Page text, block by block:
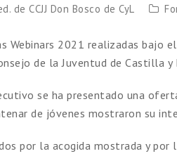
de CCJJ Don Bosco de CyL
Webinars 2021 realizadas bajo
de la Juventud de Castilla y
se ha presentado una
de jóvenes mostraron su
por la acogida mostrada y